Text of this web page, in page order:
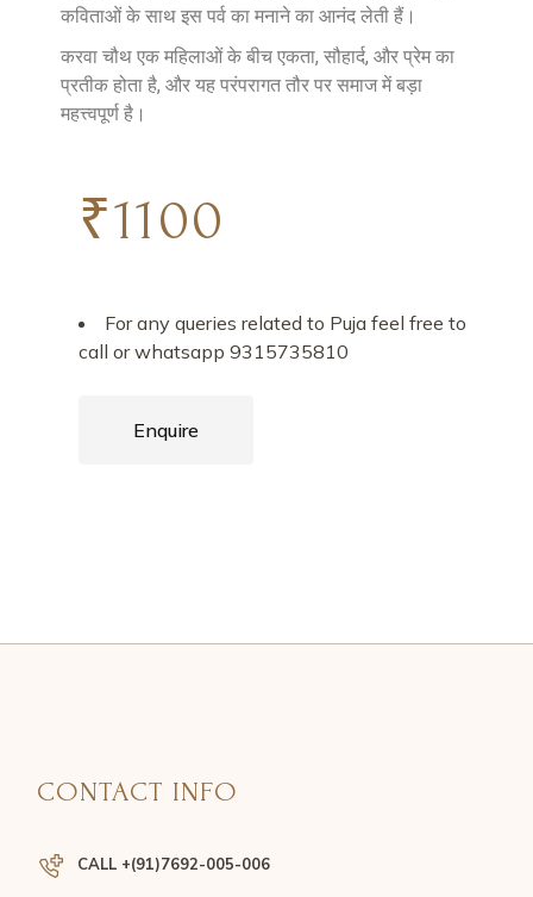
कविताओं के साथ इस पर्व का मनाने का आनंद लेती हैं।
करवा चौथ एक महिलाओं के बीच एकता, सौहार्द, और प्रेम का
प्रतीक होता है, और यह परंपरागत तौर पर समाज में बड़ा
महत्त्वपूर्ण है।
₹1100
For any queries related to Puja feel free to
call or whatsapp 9315735810
Enquire
CONTACT INFO
CALL +(91)7692-005-006